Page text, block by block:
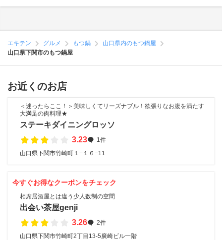
エキテン グルメ もつ鍋
山口県内のもつ鍋屋
山口県下関市のもつ鍋屋
お近くのお店
＜迷ったらここ！＞美味しくてリーズナブル！欲張りなお腹を満たす
大満足の肉料理★
ステーキダイニングロッソ
3.23
1件
山口県下関市竹崎町１−１６−11
今すぐお得なクーポンをチェック
相席居酒屋とは違う少人数制の空間
出会い茶屋genji
3.26
2件
山口県下関市竹崎町2丁目13-5廣崎ビル一階